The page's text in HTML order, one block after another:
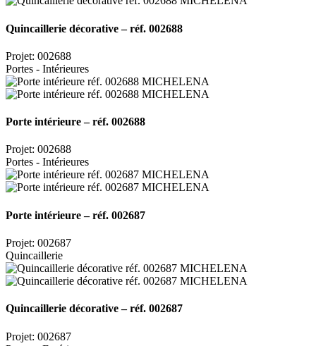
Quincaillerie décorative – réf. 002688
Projet: 002688
Portes - Intérieures
Porte intérieure – réf. 002688
Projet: 002688
Portes - Intérieures
Porte intérieure – réf. 002687
Projet: 002687
Quincaillerie
Quincaillerie décorative – réf. 002687
Projet: 002687